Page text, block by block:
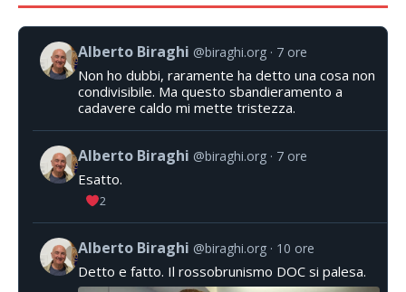
Alberto Biraghi @biraghi.org 7 ore
Non ho dubbi, raramente ha detto una cosa non
condivisibile. Ma questo sbandieramento a
cadavere caldo mi mette tristezza.
Alberto Biraghi @biraghi.org 7 ore
Esatto.
2
Alberto Biraghi @biraghi.org 10 ore
Detto e fatto. Il rossobrunismo DOC si palesa.